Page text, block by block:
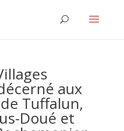
aux
Tuffalun,
Doué et